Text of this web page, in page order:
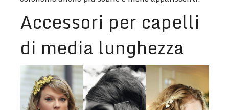
Accessori per capelli
di media lunghezza